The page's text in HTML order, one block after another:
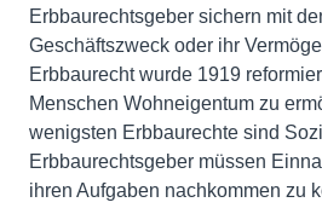
Erbbaurechtsgeber sichern mit
Geschäftszweck oder ihr
Erbbaurecht wurde 1919
Menschen Wohneigentum zu
wenigsten Erbbaurechte sind
Erbbaurechtsgeber müssen
ihren Aufgaben nachkommen zu